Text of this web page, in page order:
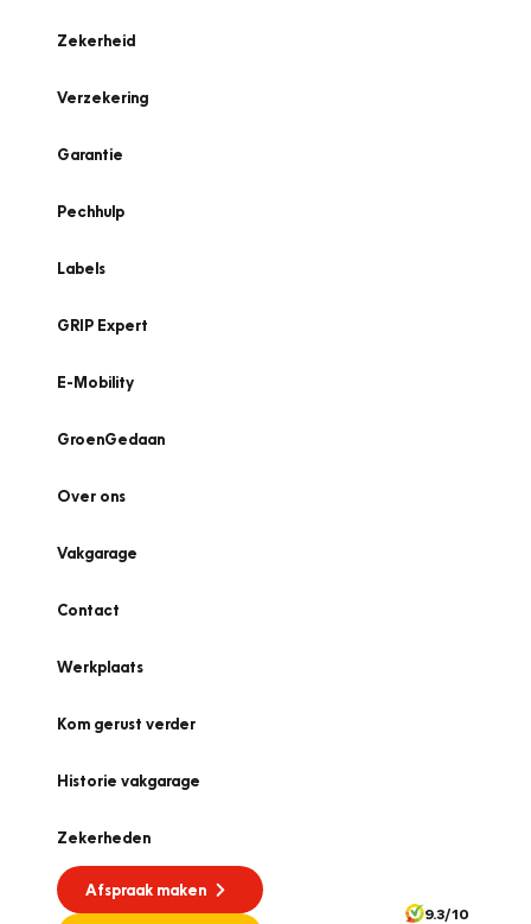
Zekerheid
Verzekering
Garantie
Pechhulp
Labels
GRIP Expert
E-Mobility
GroenGedaan
Over ons
Vakgarage
Contact
Werkplaats
Kom gerust verder
Historie vakgarage
Zekerheden
Afspraak maken
9.3/10